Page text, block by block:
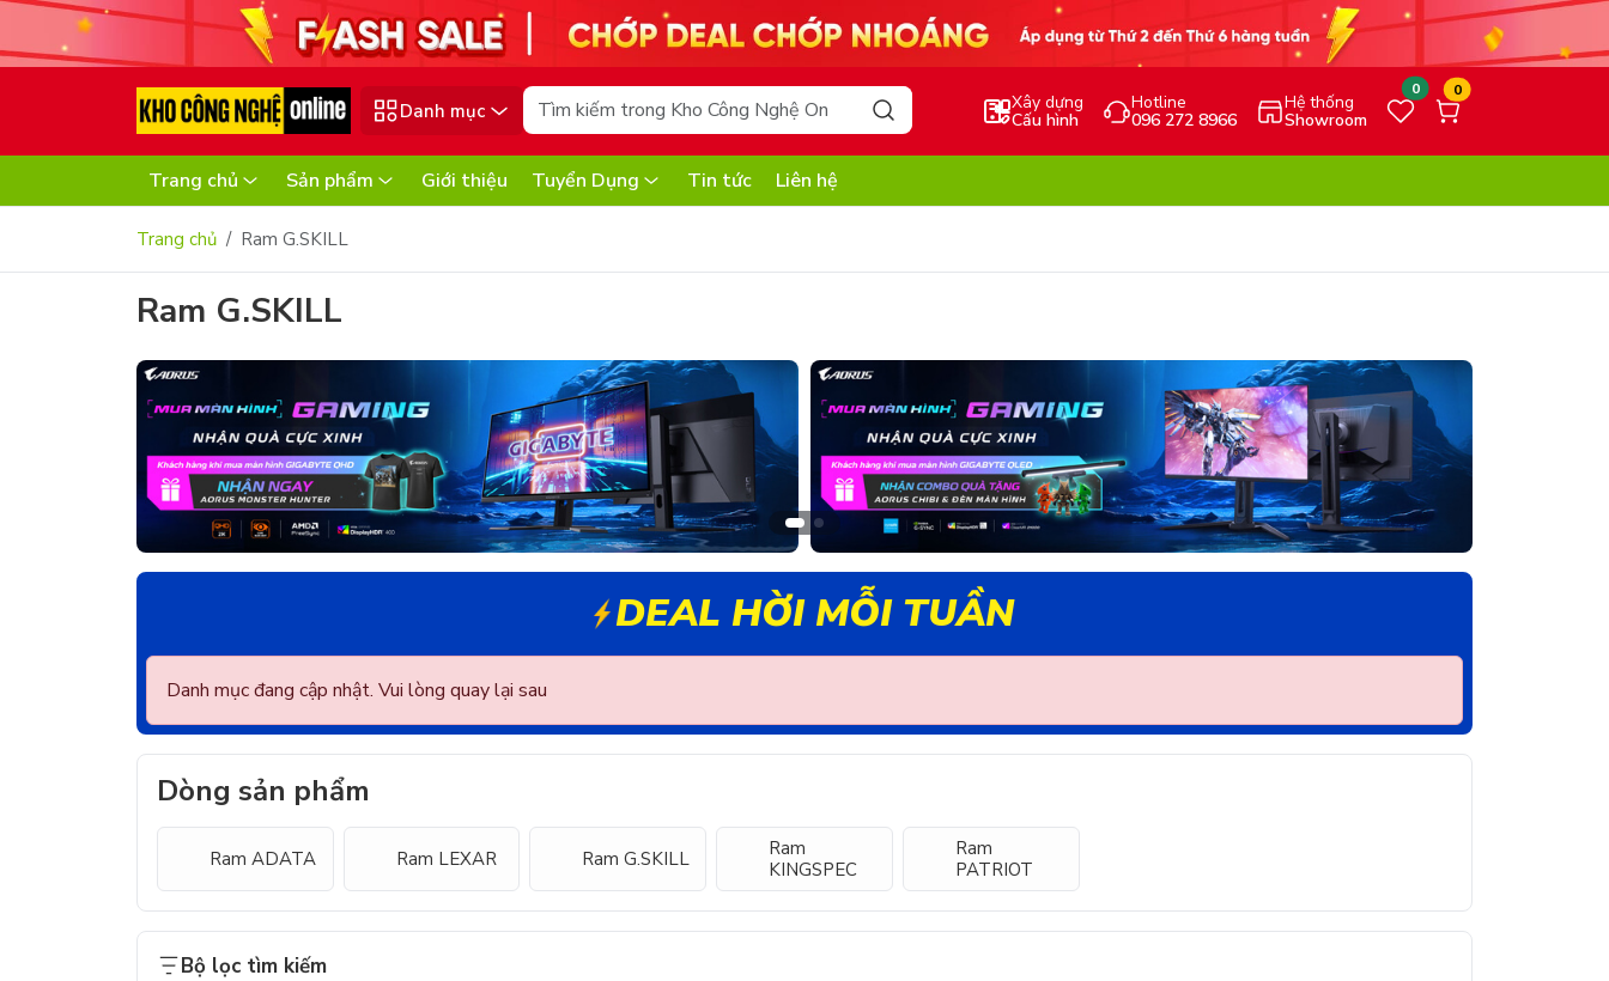
Danh mục Xây dựng
Cấu hình
Hotline
096 272 8966
Hệ thống
Showroom
0 0
Trang chủ Sản phẩm Giới thiệu Tuyển Dụng Tin tức Liên hệ
Trang chủ Ram G.SKILL
Ram G.SKILL
DEAL HỜI MỖI TUẦN
Danh mục đang cập nhật. Vui lòng quay lại sau
Dòng sản phẩm
Ram ADATA Ram LEXAR Ram G.SKILL
Ram
KINGSPEC
Ram
PATRIOT
Bộ lọc tìm kiếm